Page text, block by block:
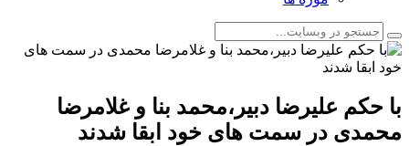
با حکم علیرضا دبیر،محمد بنا و غلامرضا
محمدی در سمت های خود ابقا شدند